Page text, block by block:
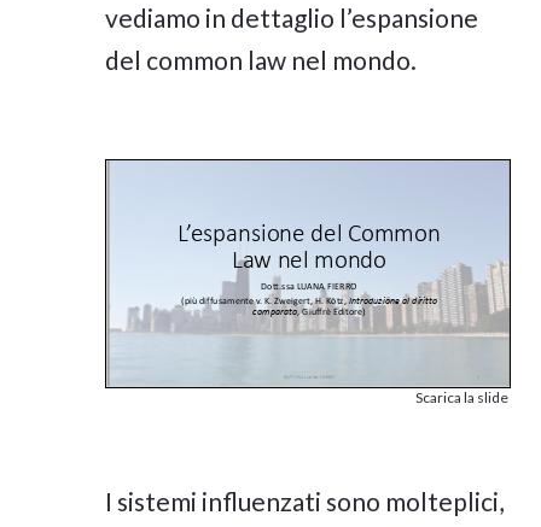
vediamo in dettaglio l’espansione
del common law nel mondo.
Scarica la slide
I sistemi influenzati sono molteplici,